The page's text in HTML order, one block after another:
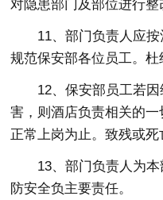
对隐患部门及部位进行整
11、部门负责人应按
规范保安部各位员工。杜
12、保安部员工若
害，则酒店负责相关的
正常上岗为止。致残或死
13、部门负责人为
防安全负主要责任。